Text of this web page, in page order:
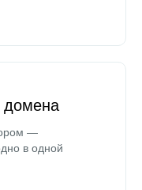
домена
—
в одной